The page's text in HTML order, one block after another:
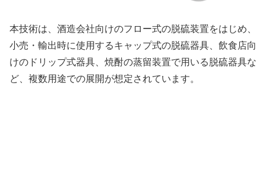
本技術は、酒造会社向けのフロー式の脱硫装置をはじめ、
小売・輸出時に使用するキャップ式の脱硫器具、飲食店向
けのドリップ式器具、焼酎の蒸留装置で用いる脱硫器具な
ど、複数用途での展開が想定されています。